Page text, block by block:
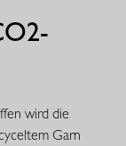
wird die
Garn